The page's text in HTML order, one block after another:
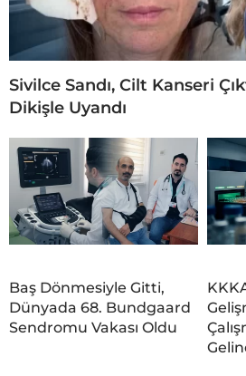
Sivilce Sandı, Cilt Kanseri
Dikişle Uyandı
Baş Dönmesiyle Gitti,
Dünyada 68. Bundgaard
Sendromu Vakası Oldu